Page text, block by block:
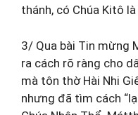
thánh, có Chúa Kitô
3/ Qua bài Tin mừng
ra cách rõ ràng cho
mà tôn thờ Hài Nhi
nhưng đã tìm cách